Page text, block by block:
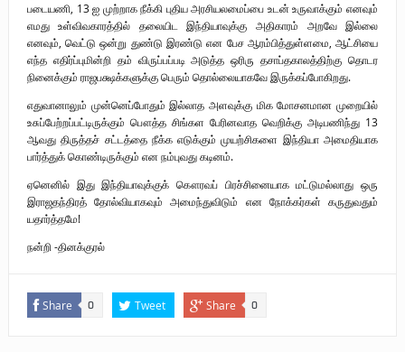
படையணி, 13 ஐ முற்றாக நீக்கி புதிய அரசியலமைப்பை உடன் உருவாக்கும் எனவும்
எமது உள்விவகாரத்தில் தலையிட இந்தியாவுக்கு அதிகாரம் அறவே இல்லை
எனவும், வெட்டு ஒன்று துண்டு இரண்டு என பேச ஆரம்பித்துள்ளமை, ஆட்சியை
எந்த எதிர்ப்புமின்றி தம் விருப்பப்படி அடுத்த ஒரிரு தசாப்தகாலத்திற்கு தொடர
நினைக்கும் ராஜபக்ஷக்களுக்கு பெரும் தொல்லையாகவே இருக்கப்போகிறது.
எதுவானாலும் முன்னெப்போதும் இல்லாத அளவுக்கு மிக மோசனமான முறையில்
உசுப்பேற்றப்பட்டிருக்கும் பௌத்த சிங்கள பேரினவாத வெறிக்கு அடிபணிந்து 13
ஆவது திருத்தச் சட்டத்தை நீக்க எடுக்கும் முயற்சிகளை இந்தியா அமைதியாக
பார்த்துக் கொண்டிருக்கும் என நம்புவது கடினம்.
ஏனெனில் இது இந்தியாவுக்குக் கௌரவப் பிரச்சினையாக மட்டுமல்லாது ஒரு
இராஜதந்திரத் தோல்வியாகவும் அமைந்துவிடும் என நோக்கர்கள் கருதுவதும்
யதார்த்தமே!
நன்றி -தினக்குரல்
Share 0 Tweet Share 0